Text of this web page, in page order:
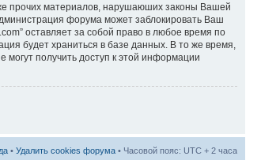
прочих материалов, нарушаюших законы Вашей
форума может заблокировать Ваш
оставляет за собой право в любое время по
будет храниться в базе данных. В то же время,
могут получить доступ к этой информации
• Удалить cookies форума • Часовой пояс: UTC + 2 часа